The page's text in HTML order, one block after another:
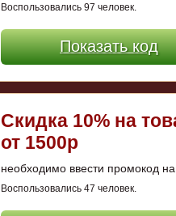
Воспользовались 97 человек.
Показать код
Скидка 10% на
от 1500р
необходимо ввести промокод
Воспользовались 47 человек.